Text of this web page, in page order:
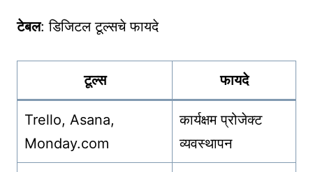
टेबल: डिजिटल टूल्सचे फायदे
टूल्स फायदे
Trello, Asana,
Monday.com
कार्यक्षम प्रोजेक्ट
व्यवस्थापन